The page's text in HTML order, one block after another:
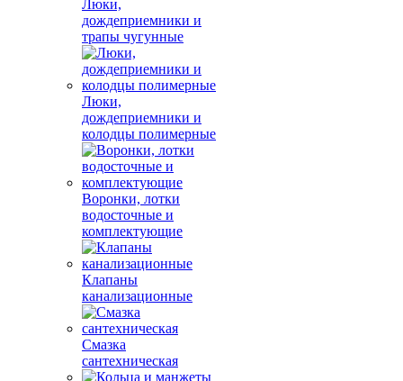
Люки,
дождеприемники и
трапы чугунные
Люки,
дождеприемники и
колодцы полимерные
Воронки, лотки
водосточные и
комплектующие
Клапаны
канализационные
Смазка
сантехническая